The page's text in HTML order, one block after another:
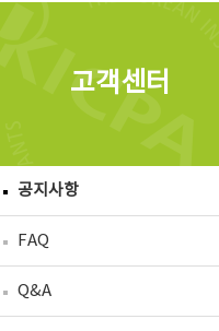
고객센터
공지사항
FAQ
Q&A